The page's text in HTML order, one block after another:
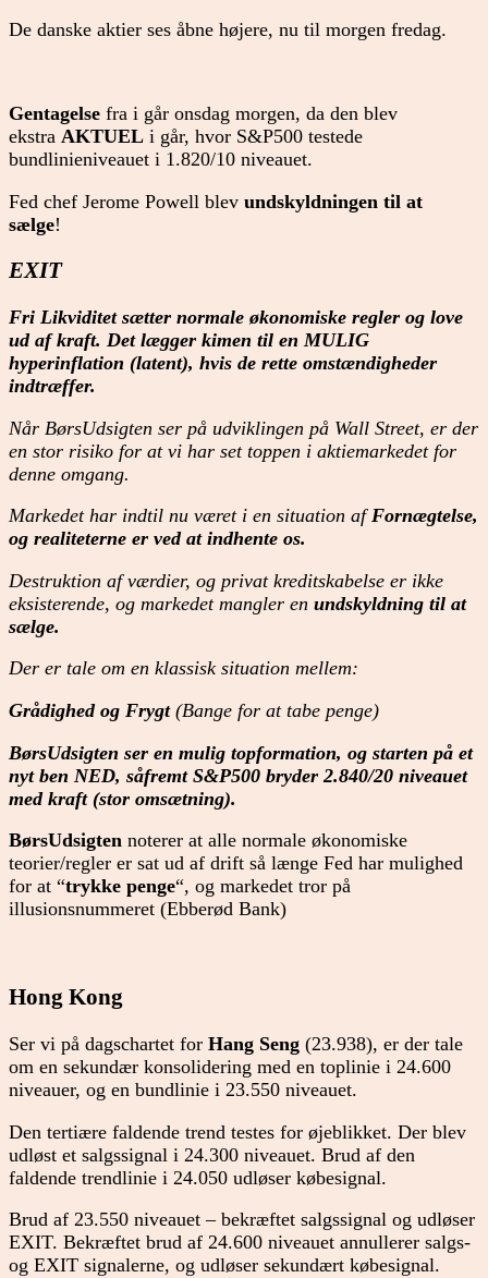
De danske aktier ses åbne højere, nu til morgen fredag.
Gentagelse fra i går onsdag morgen, da den blev
ekstra AKTUEL i går, hvor S&P500 testede
bundlinieniveauet i 1.820/10 niveauet.
Fed chef Jerome Powell blev undskyldningen til at
sælge!
EXIT
Fri Likviditet sætter normale økonomiske regler og love
ud af kraft. Det lægger kimen til en MULIG
hyperinflation (latent), hvis de rette omstændigheder
indtræffer.
Når BørsUdsigten ser på udviklingen på Wall Street, er der
en stor risiko for at vi har set toppen i aktiemarkedet for
denne omgang.
Markedet har indtil nu været i en situation afFornægtelse,
og realiteterne er ved at indhente os.
Destruktion af værdier, og privat kreditskabelse er ikke
eksisterende, og markedet mangler en undskyldning til at
sælge.
Der er tale om en klassisk situation mellem:
Grådighed og Frygt(Bange for at tabe penge)
BørsUdsigten ser en mulig topformation, og starten på et
nyt ben NED, såfremt S&P500 bryder 2.840/20 niveauet
med kraft (stor omsætning).
BørsUdsigten noterer at alle normale økonomiske
teorier/regler er sat ud af drift så længe Fed har mulighed
for at “trykke penge“, og markedet tror på
illusionsnummeret (Ebberød Bank)
Hong Kong
Ser vi på dagschartet for Hang Seng (23.938), er der tale
om en sekundær konsolidering med en toplinie i 24.600
niveauer, og en bundlinie i 23.550 niveauet.
Den tertiære faldende trend testes for øjeblikket. Der blev
udløst et salgssignal i 24.300 niveauet. Brud af den
faldende trendlinie i 24.050 udløser købesignal.
Brud af 23.550 niveauet – bekræftet salgssignal og udløser
EXIT. Bekræftet brud af 24.600 niveauet annullerer salgs-
og EXIT signalerne, og udløser sekundært købesignal.